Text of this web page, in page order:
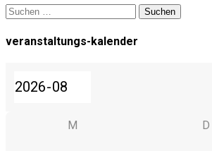
Suchen
veranstaltungs-kalender
M D